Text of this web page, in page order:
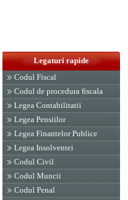
Legaturi rapide
Codul Fiscal
Codul de procedura fiscala
Legea Contabilitatii
Legea Pensiilor
Legea Finantelor Publice
Legea Insolventei
Codul Civil
Codul Muncii
Codul Penal